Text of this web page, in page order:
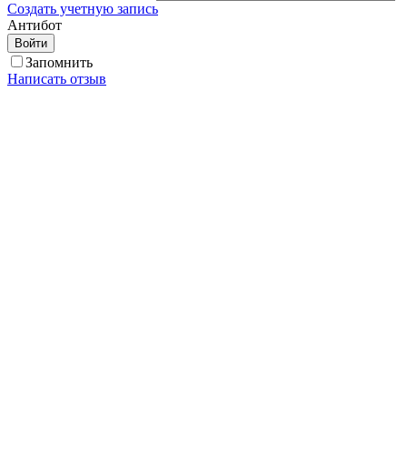
Создать учетную запись
Антибот
Войти
Запомнить
Написать отзыв